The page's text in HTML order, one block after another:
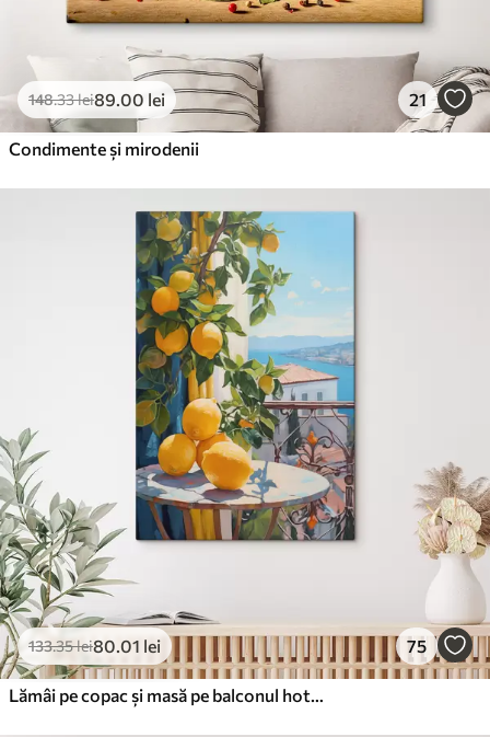
148.33lei89.00 lei 21
Condimente și mirodenii
133.35lei80.01 lei 75
Lămâi pe copac și masă pe balconul hotelului cu vedere la mare imitație pictură în ulei